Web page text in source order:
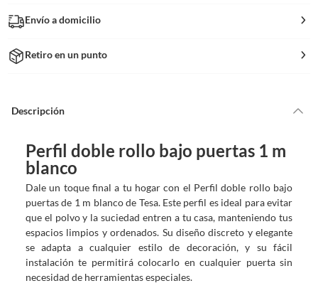
Envío a domicilio
Retiro en un punto
Descripción
Perfil doble rollo bajo puertas 1 m
blanco
Dale un toque final a tu hogar con el Perfil doble rollo bajo
puertas de 1 m blanco de Tesa. Este perfil es ideal para evitar
que el polvo y la suciedad entren a tu casa, manteniendo tus
espacios limpios y ordenados. Su diseño discreto y elegante
se adapta a cualquier estilo de decoración, y su fácil
instalación te permitirá colocarlo en cualquier puerta sin
necesidad de herramientas especiales.